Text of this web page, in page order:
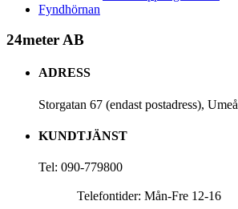
Fyndhörnan
24meter AB
ADRESS
Storgatan 67 (endast postadress), Umeå
KUNDTJÄNST
Tel: 090-779800
Telefontider: Mån-Fre 12-16